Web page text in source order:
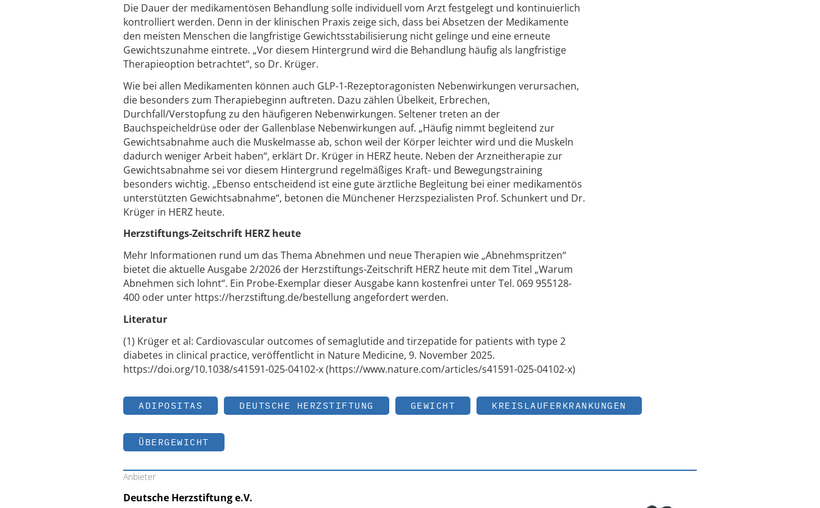
Die Dauer der medikamentösen Behandlung solle individuell vom Arzt festgelegt und kontinuierlich
kontrolliert werden. Denn in der klinischen Praxis zeige sich, dass bei Absetzen der Medikamente
den meisten Menschen die langfristige Gewichtsstabilisierung nicht gelinge und eine erneute
Gewichtszunahme eintrete. „Vor diesem Hintergrund wird die Behandlung häufig als langfristige
Therapieoption betrachtet“, so Dr. Krüger.
Wie bei allen Medikamenten können auch GLP-1-Rezeptoragonisten Nebenwirkungen verursachen,
die besonders zum Therapiebeginn auftreten. Dazu zählen Übelkeit, Erbrechen,
Durchfall/Verstopfung zu den häufigeren Nebenwirkungen. Seltener treten an der
Bauchspeicheldrüse oder der Gallenblase Nebenwirkungen auf. „Häufig nimmt begleitend zur
Gewichtsabnahme auch die Muskelmasse ab, schon weil der Körper leichter wird und die Muskeln
dadurch weniger Arbeit haben“, erklärt Dr. Krüger in HERZ heute. Neben der Arzneitherapie zur
Gewichtsabnahme sei vor diesem Hintergrund regelmäßiges Kraft- und Bewegungstraining
besonders wichtig. „Ebenso entscheidend ist eine gute ärztliche Begleitung bei einer medikamentös
unterstützten Gewichtsabnahme“, betonen die Münchener Herzspezialisten Prof. Schunkert und Dr.
Krüger in HERZ heute.
Herzstiftungs-Zeitschrift HERZ heute
Mehr Informationen rund um das Thema Abnehmen und neue Therapien wie „Abnehmspritzen“
bietet die aktuelle Ausgabe 2/2026 der Herzstiftungs-Zeitschrift HERZ heute mit dem Titel „Warum
Abnehmen sich lohnt“. Ein Probe-Exemplar dieser Ausgabe kann kostenfrei unter Tel. 069 955128-
400 oder unter https://herzstiftung.de/bestellung angefordert werden.
Literatur
(1) Krüger et al: Cardiovascular outcomes of semaglutide and tirzepatide for patients with type 2
diabetes in clinical practice, veröffentlicht in Nature Medicine, 9. November 2025.
https://doi.org/10.1038/s41591-025-04102-x (https://www.nature.com/articles/s41591-025-04102-x)
ADIPOSITAS DEUTSCHE HERZSTIFTUNG GEWICHT KREISLAUFERKRANKUNGEN
ÜBERGEWICHT
Anbieter
Deutsche Herzstiftung e.V.